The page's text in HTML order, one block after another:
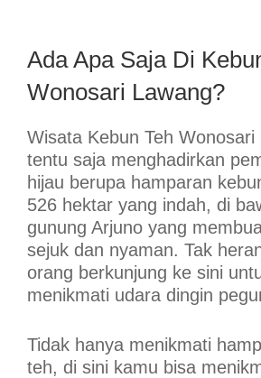
Ada Apa Saja Di
Wonosari Lawang?
Wisata Kebun Teh Wonosari
tentu saja menghadirkan
hijau berupa hamparan
526 hektar yang indah, di
gunung Arjuno yang
sejuk dan nyaman. Tak
orang berkunjung ke sini
menikmati udara dingin
Tidak hanya menikmati
teh, di sini kamu bisa